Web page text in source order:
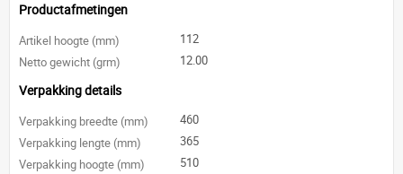
Productafmetingen
Artikel hoogte (mm)
112
Netto gewicht (grm)
12.00
Verpakking details
Verpakking breedte (mm)
460
Verpakking lengte (mm)
365
Verpakking hoogte (mm)
510